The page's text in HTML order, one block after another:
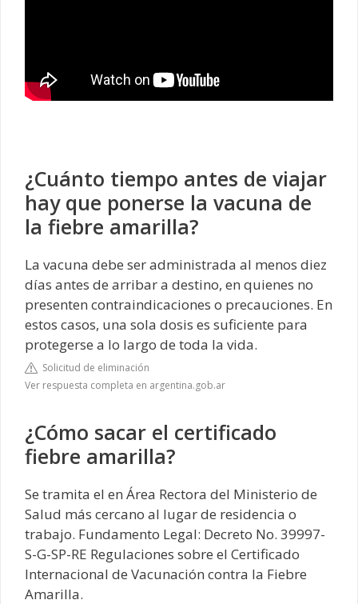
¿Cuánto tiempo antes de viajar
hay que ponerse la vacuna de
la fiebre amarilla?
La vacuna debe ser administrada al menos diez
días antes de arribar a destino, en quienes no
presenten contraindicaciones o precauciones. En
estos casos, una sola dosis es suficiente para
protegerse a lo largo de toda la vida.
Solicitud de eliminación
Ver respuesta completa en argentina.gob.ar
¿Cómo sacar el certificado
fiebre amarilla?
Se tramita el en Área Rectora del Ministerio de
Salud más cercano al lugar de residencia o
trabajo. Fundamento Legal: Decreto No. 39997-
S-G-SP-RE Regulaciones sobre el Certificado
Internacional de Vacunación contra la Fiebre
Amarilla.